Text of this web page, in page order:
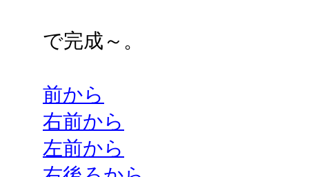
で完成～。
前から
右前から
左前から